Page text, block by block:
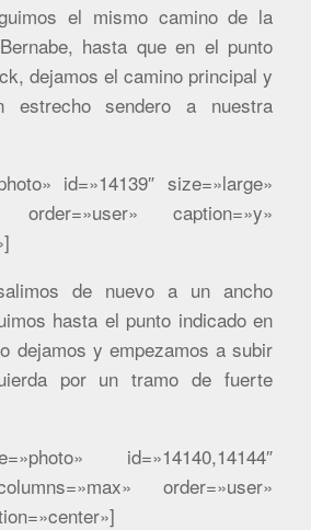
el mismo camino de la
hasta que en el punto
dejamos el camino principal y
estrecho sendero a nuestra
id=»14139″ size=»large»
order=»user» caption=»y»
de nuevo a un ancho
hasta el punto indicado en
dejamos y empezamos a subir
por un tramo de fuerte
id=»14140,14144″
order=»user»